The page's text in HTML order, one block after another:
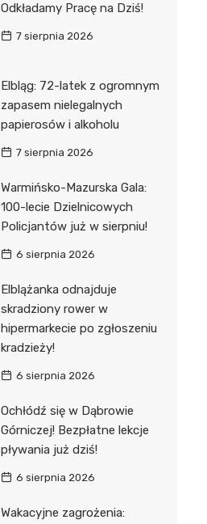
Odkładamy Pracę na Dziś!
7 sierpnia 2026
Elbląg: 72-latek z ogromnym
zapasem nielegalnych
papierosów i alkoholu
7 sierpnia 2026
Warmińsko-Mazurska Gala:
100-lecie Dzielnicowych
Policjantów już w sierpniu!
6 sierpnia 2026
Elblążanka odnajduje
skradziony rower w
hipermarkecie po zgłoszeniu
kradzieży!
6 sierpnia 2026
Ochłódź się w Dąbrowie
Górniczej! Bezpłatne lekcje
pływania już dziś!
6 sierpnia 2026
Wakacyjne zagrożenia: